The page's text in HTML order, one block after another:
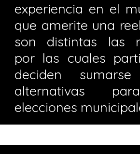
experiencia en el
que amerite una
son distintas las
por las cuales
deciden
alternativas
elecciones